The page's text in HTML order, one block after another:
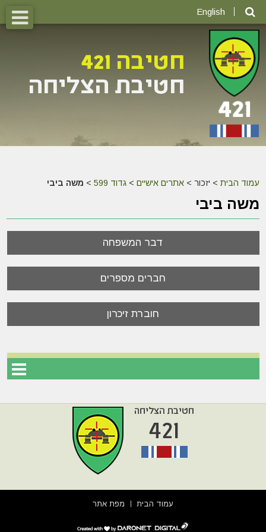
English
עמוד הבית > יזכור >אתרים אישיים >גדוד 599 > משה ביבי
משה ביבי
דבר המשפחה
חברים מספרים
חוברת זיכרון
עמוד הבית מפת אתר
דרונט